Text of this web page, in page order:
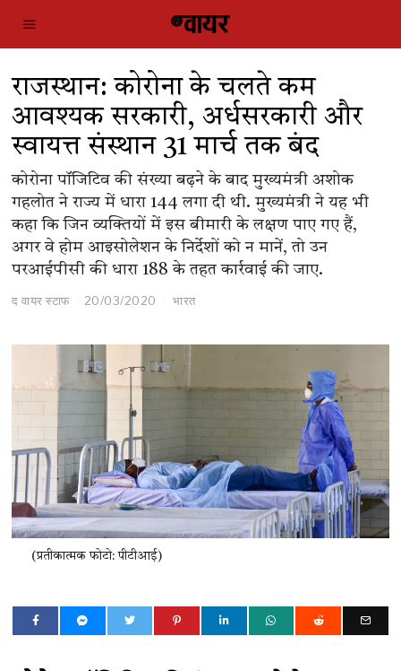
राजस्थान: कोरोना के चलते कम
आवश्यक सरकारी, अर्धसरकारी और
स्वायत्त संस्थान 31 मार्च तक बंद
कोरोना पॉजिटिव की संख्या बढ़ने के बाद मुख्यमंत्री अशोक
गहलोत ने राज्य में धारा 144 लगा दी थी. मुख्यमंत्री ने यह भी
कहा कि जिन व्यक्तियों में इस बीमारी के लक्षण पाए गए हैं,
अगर वे होम आइसोलेशन के निर्देशों को न मानें, तो उन
परआईपीसी की धारा 188 के तहत कार्रवाई की जाए.
द वायर स्टाफ 20/03/2020 भारत
(प्रतीकात्मक फोटो: पीटीआई)